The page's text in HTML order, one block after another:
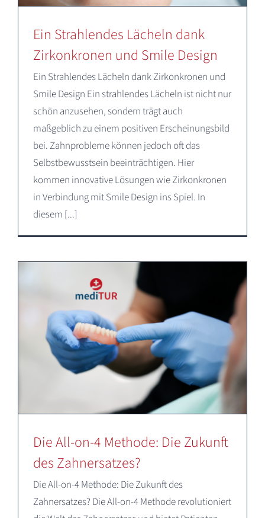
Ein Strahlendes Lächeln dank
Zirkonkronen und Smile Design
Ein Strahlendes Lächeln dank Zirkonkronen und
Smile Design Ein strahlendes Lächeln ist nicht nur
schön anzusehen, sondern trägt auch
maßgeblich zu einem positiven Erscheinungsbild
bei. Zahnprobleme können jedoch oft das
Selbstbewusstsein beeinträchtigen. Hier
kommen innovative Lösungen wie Zirkonkronen
in Verbindung mit Smile Design ins Spiel. In
diesem [...]
Die All-on-4 Methode: Die Zukunft
des Zahnersatzes?
Die All-on-4 Methode: Die Zukunft des
Zahnersatzes? Die All-on-4 Methode revolutioniert